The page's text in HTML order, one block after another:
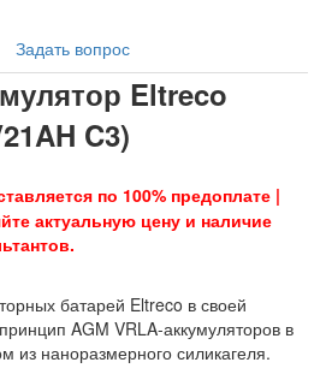
Задать вопрос
Eltreco
C3)
по 100% предоплате |
актуальную цену и наличие
батарей Eltreco в своей
AGM VRLA-аккумуляторов в
из наноразмерного силикагеля.